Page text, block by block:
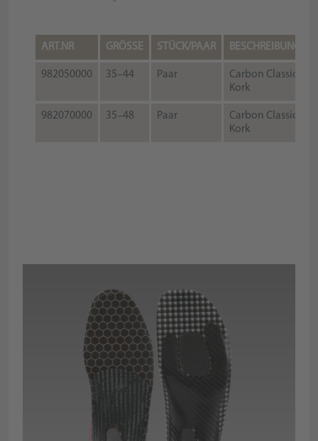
ART.NR GRÖSSE STÜCK/PAAR BESCHREIBUNG
982050000 35–44 Paar
Carbon Classic
Kork
982070000 35–48 Paar
Carbon Classic
Kork